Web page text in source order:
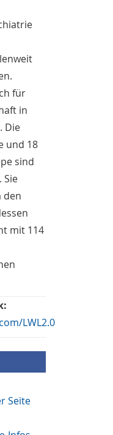
für
in
Die
und 18
sind
Sie
den
mit 114
LWL2.0
Seite